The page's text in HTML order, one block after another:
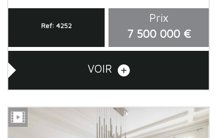
Ref: 4252
Prix
7 500 000 €
VOIR